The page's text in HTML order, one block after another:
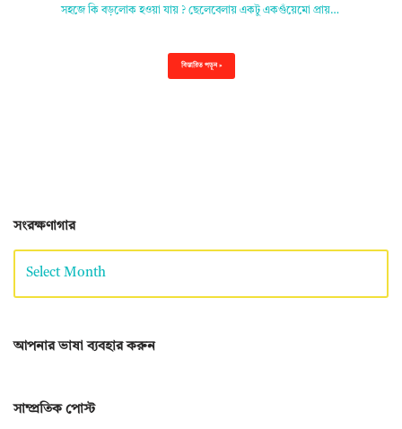
সহজে কি বড়লোক হওয়া যায় ? ছেলেবেলায় একটু একগুঁয়েমো প্রায়…
বিস্তারিত পড়ুন »
সংরক্ষণাগার
আপনার ভাষা ব্যবহার করুন
সাম্প্রতিক পোস্ট